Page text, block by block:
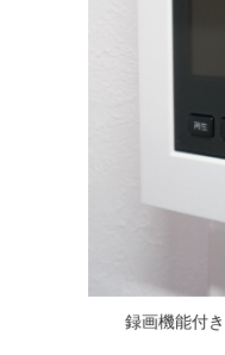
録画機能付